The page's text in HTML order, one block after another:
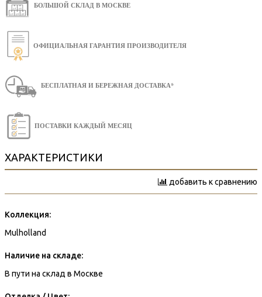
БОЛЬШОЙ СКЛАД В МОСКВЕ
ОФИЦИАЛЬНАЯ ГАРАНТИЯ ПРОИЗВОДИТЕЛЯ
БЕСПЛАТНАЯ И БЕРЕЖНАЯ ДОСТАВКА*
ПОСТАВКИ КАЖДЫЙ МЕСЯЦ
ХАРАКТЕРИСТИКИ
добавить к сравнению
Коллекция:
Mulholland
Наличие на складе:
В пути на склад в Москве